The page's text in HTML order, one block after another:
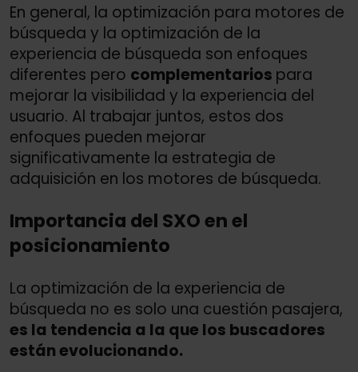
En general, la optimización para motores de
búsqueda y la optimización de la
experiencia de búsqueda son enfoques
diferentes pero complementarios para
mejorar la visibilidad y la experiencia del
usuario. Al trabajar juntos, estos dos
enfoques pueden mejorar
significativamente la estrategia de
adquisición en los motores de búsqueda.
Importancia del SXO en el
posicionamiento
La optimización de la experiencia de
búsqueda no es solo una cuestión pasajera,
es la tendencia a la que los buscadores
están evolucionando.